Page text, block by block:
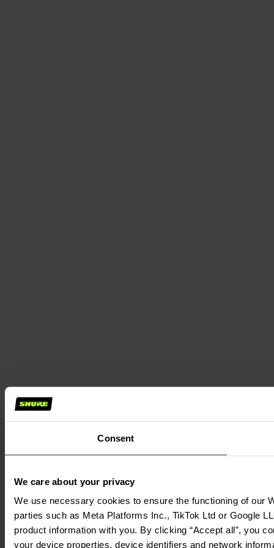
Consent
We care about your privacy
We use necessary cookies to ensure the functioning of our
parties such as Meta Platforms Inc., TikTok Ltd or Google
product information with you. By clicking “Accept all”, you
your device properties, device identifiers and network